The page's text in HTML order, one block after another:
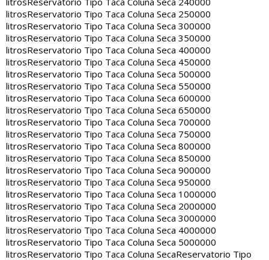
litrosReservatorio Tipo Taca Coluna Seca 250000
litrosReservatorio Tipo Taca Coluna Seca 300000
litrosReservatorio Tipo Taca Coluna Seca 350000
litrosReservatorio Tipo Taca Coluna Seca 400000
litrosReservatorio Tipo Taca Coluna Seca 450000
litrosReservatorio Tipo Taca Coluna Seca 500000
litrosReservatorio Tipo Taca Coluna Seca 550000
litrosReservatorio Tipo Taca Coluna Seca 600000
litrosReservatorio Tipo Taca Coluna Seca 650000
litrosReservatorio Tipo Taca Coluna Seca 700000
litrosReservatorio Tipo Taca Coluna Seca 750000
litrosReservatorio Tipo Taca Coluna Seca 800000
litrosReservatorio Tipo Taca Coluna Seca 850000
litrosReservatorio Tipo Taca Coluna Seca 900000
litrosReservatorio Tipo Taca Coluna Seca 950000
litrosReservatorio Tipo Taca Coluna Seca 1000000
litrosReservatorio Tipo Taca Coluna Seca 2000000
litrosReservatorio Tipo Taca Coluna Seca 3000000
litrosReservatorio Tipo Taca Coluna Seca 4000000
litrosReservatorio Tipo Taca Coluna Seca 5000000
litrosReservatorio Tipo Taca Coluna SecaReservatorio Tipo